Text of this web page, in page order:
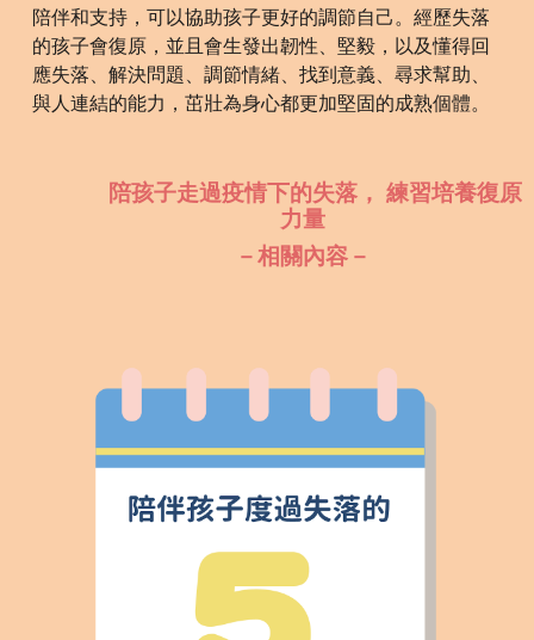
陪伴和支持，可以協助孩子更好的調節自己。經歷失落
的孩子會復原，並且會生發出韌性、堅毅，以及懂得回
應失落、解決問題、調節情緒、找到意義、尋求幫助、
與人連結的能力，茁壯為身心都更加堅固的成熟個體。
陪孩子走過疫情下的失落， 練習培養復原
力量
－相關內容－